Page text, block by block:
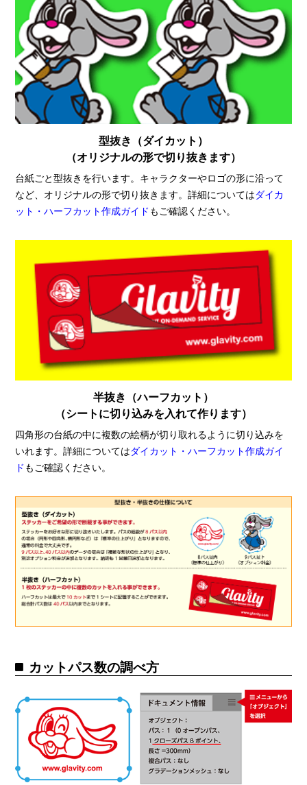
型抜き（ダイカット）
（オリジナルの形で切り抜きます）
台紙ごと型抜きを行います。キャラクターやロゴの形に沿って
など、オリジナルの形で切り抜きます。詳細についてはダイカ
ット・ハーフカット作成ガイド もご確認ください。
半抜き（ハーフカット）
（シートに切り込みを入れて作ります）
四角形の台紙の中に複数の絵柄が切り取れるように切り込みを
いれます。詳細についてはダイカット・ハーフカット作成ガイ
ド もご確認ください。
カットパス数の調べ方